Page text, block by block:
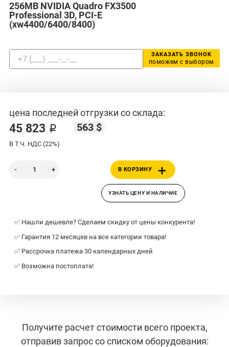
256MB NVIDIA Quadro FX3500
Professional 3D, PCI-E
(xw4400/6400/8400)
ЗАКАЗАТЬ ЗВОНОК
поможем с выбором
цена последней отгрузки со склада:
45 823 ₽ 563 $
В Т.Ч. НДС (22%)
В КОРЗИНУ
УЗНАТЬ ЦЕНУ И НАЛИЧИЕ
✅ Нашли дешевле? Сделаем скидку от цены конкурента!
✅ Гарантия 12 месяцев на все категории товара!
✅ Рассрочка платежа 30 календарных дней
✅ Возможна постоплата!
Получите расчет стоимости всего проекта,
отправив запрос со списком оборудования: